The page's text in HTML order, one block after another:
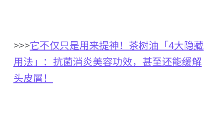
>>>它不仅只是用来提神！茶树油「4大隐藏
用法」：抗菌消炎美容功效，甚至还能缓解
头皮屑！